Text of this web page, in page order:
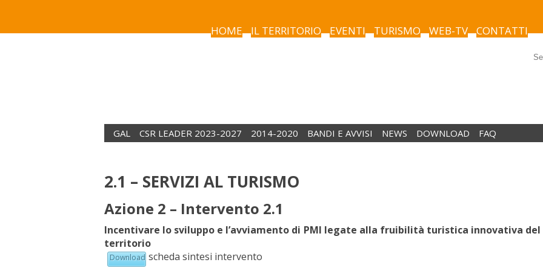
HOME IL TERRITORIO EVENTI TURISMO WEB-TV CONTATTI
GAL CSR LEADER 2023-2027 2014-2020 BANDI E AVVISI NEWS DOWNLOAD FAQ
2.1 – SERVIZI AL TURISMO
Azione 2 – Intervento 2.1
Incentivare lo sviluppo e l’avviamento di PMI legate alla fruibilità turistica innovativa del
territorio
Download scheda sintesi intervento